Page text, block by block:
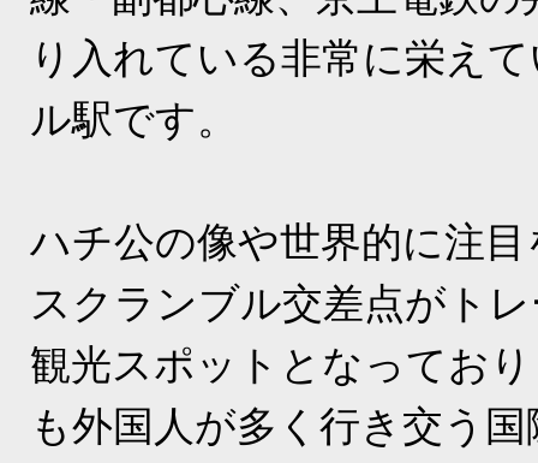
り入れている非常に栄え
ル駅です。
ハチ公の像や世界的に注
スクランブル交差点がト
観光スポットとなってお
も外国人が多く行き交う